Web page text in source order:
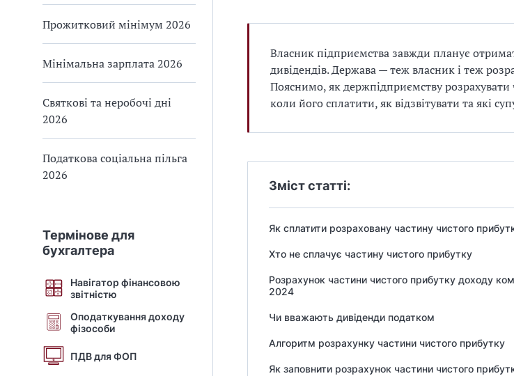
Прожитковий мінімум 2026
Мінімальна зарплата 2026
Святкові та неробочі дні
2026
Податкова соціальна пільга
2026
Термінове для
бухгалтера
Навігатор фінансовою
звітністю
Оподаткування доходу
фізособи
ПДВ для ФОП
Власник підприємства завжди планує
дивідендів. Держава — теж власник і теж
Пояснимо, як держпідприємству розрахувати
коли його сплатити, як відзвітувати та які
Зміст статті:
Як сплатити розраховану частину чистого
Хто не сплачує частину чистого прибутку
Розрахунок частини чистого прибутку доходу
2024
Чи вважають дивіденди податком
Алгоритм розрахунку частини чистого прибутку
Як заповнити розрахунок частини чистого